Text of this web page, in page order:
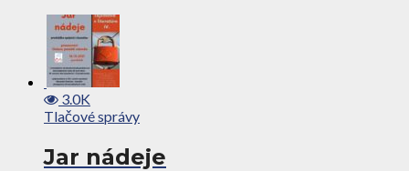
3.0K
Tlačové správy
Jar nádeje